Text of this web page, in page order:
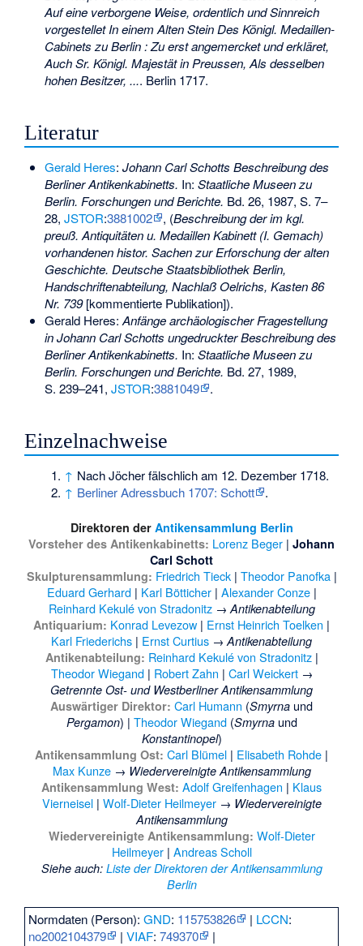
Auf eine verborgene Weise, ordentlich und Sinnreich
vorgestellet In einem Alten Stein Des Königl. Medaillen-
Cabinets zu Berlin : Zu erst angemercket und erkläret,
Auch Sr. Königl. Majestät in Preussen, Als desselben
hohen Besitzer, .... Berlin 1717.
Literatur
Gerald Heres: Johann Carl Schotts Beschreibung des
Berliner Antikenkabinetts. In: Staatliche Museen zu
Berlin. Forschungen und Berichte. Bd. 26, 1987, S. 7–
28, JSTOR:3881002 , (Beschreibung der im kgl.
preuß. Antiquitäten u. Medaillen Kabinett (I. Gemach)
vorhandenen histor. Sachen zur Erforschung der alten
Geschichte. Deutsche Staatsbibliothek Berlin,
Handschriftenabteilung, Nachlaß Oelrichs, Kasten 86
Nr. 739[kommentierte Publikation]).
Gerald Heres: Anfänge archäologischer Fragestellung
in Johann Carl Schotts ungedruckter Beschreibung des
Berliner Antikenkabinetts. In: Staatliche Museen zu
Berlin. Forschungen und Berichte. Bd. 27, 1989,
S. 239–241, JSTOR:3881049 .
Einzelnachweise
↑ Nach Jöcher fälschlich am 12. Dezember 1718.
↑ Berliner Adressbuch 1707: Schott .
Direktoren der Antikensammlung Berlin
Vorsteher des Antikenkabinetts: Lorenz Beger | Johann
Carl Schott
Skulpturensammlung: Friedrich Tieck| Theodor Panofka|
Eduard Gerhard| Karl Bötticher| Alexander Conze|
Reinhard Kekulé von Stradonitz→Antikenabteilung
Antiquarium: Konrad Levezow | Ernst Heinrich Toelken |
Karl Friederichs | Ernst Curtius →Antikenabteilung
Antikenabteilung: Reinhard Kekulé von Stradonitz|
Theodor Wiegand| Robert Zahn | Carl Weickert→
Getrennte Ost- und Westberliner Antikensammlung
Auswärtiger Direktor: Carl Humann (Smyrna und
Pergamon) | Theodor Wiegand(Smyrnaund
Konstantinopel)
Antikensammlung Ost: Carl Blümel | Elisabeth Rohde |
Max Kunze→ Wiedervereinigte Antikensammlung
Antikensammlung West: Adolf Greifenhagen | Klaus
Vierneisel| Wolf-Dieter Heilmeyer→ Wiedervereinigte
Antikensammlung
Wiedervereinigte Antikensammlung: Wolf-Dieter
Heilmeyer| Andreas Scholl
Siehe auch: Liste der Direktoren der Antikensammlung
Berlin
Normdaten (Person):GND: 115753826 | LCCN:
no2002104379
|VIAF:749370 |